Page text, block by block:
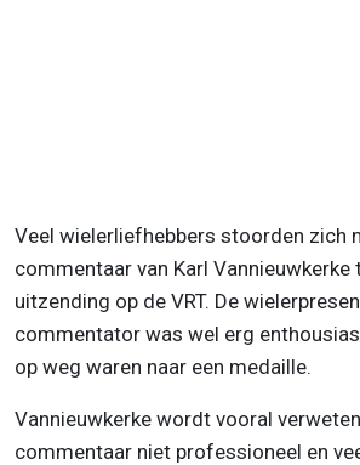
Veel wielerliefhebbers stoorden zich
commentaar van Karl Vannieuwkerke
uitzending op de VRT. De
commentator was wel erg
op weg waren naar een medaille.
Vannieuwkerke wordt vooral
commentaar niet professioneel en